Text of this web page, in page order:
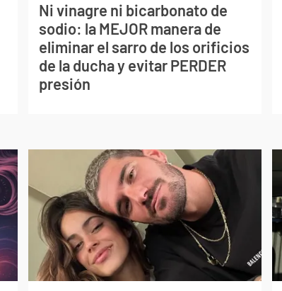
Ni vinagre ni bicarbonato de
sodio: la MEJOR manera de
eliminar el sarro de los orificios
de la ducha y evitar PERDER
presión